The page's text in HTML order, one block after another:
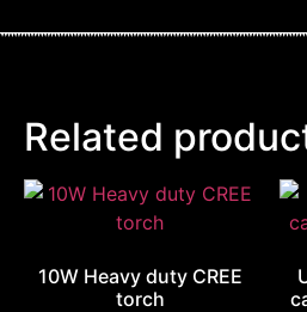
Related
10W Heavy duty CREE
torch